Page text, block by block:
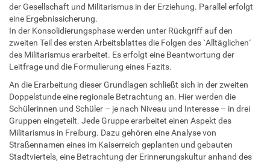
der Gesellschaft und Militarismus in der Erziehung. Parallel erfolgt
eine Ergebnissicherung.
In der Konsolidierungsphase werden unter Rückgriff auf den
zweiten Teil des ersten Arbeitsblattes die Folgen des `Alltäglichen´
des Militarismus erarbeitet. Es erfolgt eine Beantwortung der
Leitfrage und die Formulierung eines Fazits.
An die Erarbeitung dieser Grundlagen schließt sich in der zweiten
Doppelstunde eine regionale Betrachtung an. Hier werden die
Schülerinnen und Schüler – je nach Niveau und Interesse – in drei
Gruppen eingeteilt. Jede Gruppe erarbeitet einen Aspekt des
Militarismus in Freiburg. Dazu gehören eine Analyse von
Straßennamen eines im Kaiserreich geplanten und gebauten
Stadtviertels, eine Betrachtung der Erinnerungskultur anhand des